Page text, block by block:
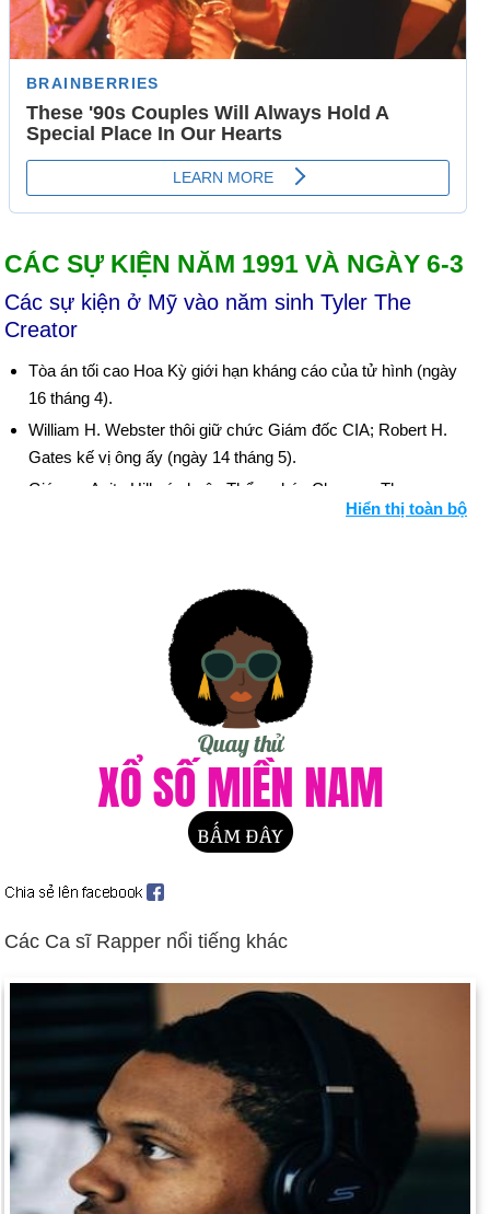
CÁC SỰ KIỆN NĂM 1991 VÀ NGÀY 6-3
Các sự kiện ở Mỹ vào năm sinh Tyler The
Creator
Tòa án tối cao Hoa Kỳ giới hạn kháng cáo của tử hình (ngày
16 tháng 4).
William H. Webster thôi giữ chức Giám đốc CIA; Robert H.
Gates kế vị ông ấy (ngày 14 tháng 5).
Giáo sư Anita Hill cáo buộc Thẩm phán Clarence Thomas
quấy rối tình dục (ngày 6 tháng 10); Thượng viện, 52-48, xác
Ngày sinh Tyler The Creator (6-3) trong lịch sử
Ngày 6-3 năm 1836:
Alamo rơi vào tay quân Mexico.
Ngày 6-3 năm 1857:
Tòa án Tối cao đã phán quyết trong vụ
Dred Scott kiện Sandford rằng nô lệ không phải là công dân.
Lần đầu tiên Clarence Birdseye bắt đầu
bán thực phẩm đông lạnh đóng gói sẵn ở Springfield,
Massachusetts.
Các thuộc địa cũ của Anh như Togoland
và Gold Coast thống nhất để tạo thành Ghana độc lập.
Ngày 6-3 năm 1981:
thay thế bởi Dan Rather.
Hiển thị toàn bộ
Các Ca sĩ Rapper nổi tiếng khác